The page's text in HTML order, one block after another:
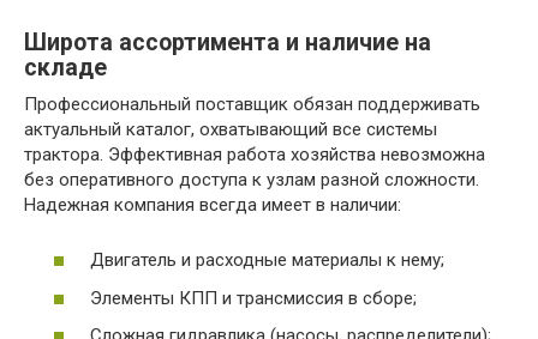
Широта ассортимента и наличие на
складе
Профессиональный поставщик обязан поддерживать
актуальный каталог, охватывающий все системы
трактора. Эффективная работа хозяйства невозможна
без оперативного доступа к узлам разной сложности.
Надежная компания всегда имеет в наличии:
Двигатель и расходные материалы к нему;
Элементы КПП и трансмиссия в сборе;